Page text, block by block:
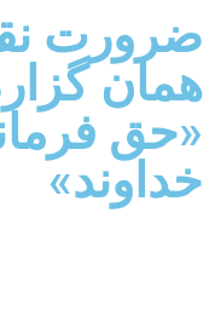
ضرورت
همان
«حق
خداوند»